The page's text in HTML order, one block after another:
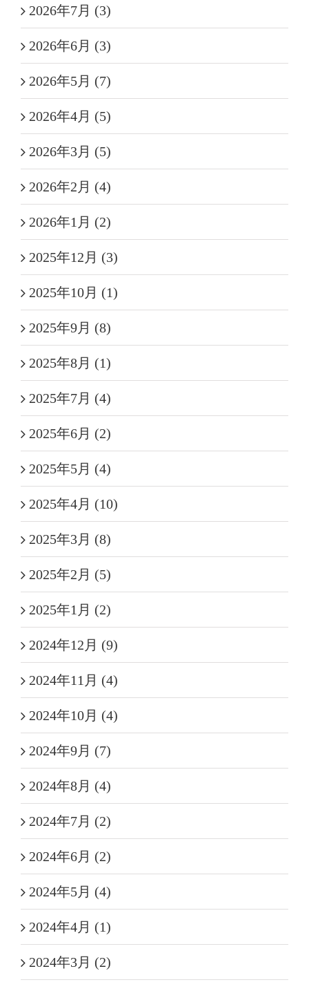
2026年7月 (3)
2026年6月 (3)
2026年5月 (7)
2026年4月 (5)
2026年3月 (5)
2026年2月 (4)
2026年1月 (2)
2025年12月 (3)
2025年10月 (1)
2025年9月 (8)
2025年8月 (1)
2025年7月 (4)
2025年6月 (2)
2025年5月 (4)
2025年4月 (10)
2025年3月 (8)
2025年2月 (5)
2025年1月 (2)
2024年12月 (9)
2024年11月 (4)
2024年10月 (4)
2024年9月 (7)
2024年8月 (4)
2024年7月 (2)
2024年6月 (2)
2024年5月 (4)
2024年4月 (1)
2024年3月 (2)